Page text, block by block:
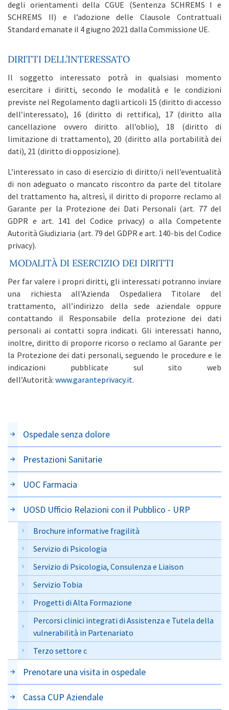
degli orientamenti della CGUE (Sentenza SCHREMS I e
SCHREMS II) e l’adozione delle Clausole Contrattuali
Standard emanate il 4 giugno 2021 dalla Commissione UE.
DIRITTI DELL’INTERESSATO
Il soggetto interessato potrà in qualsiasi momento
esercitare i diritti, secondo le modalità e le condizioni
previste nel Regolamento dagli articoli 15 (diritto di accesso
dell’interessato), 16 (diritto di rettifica), 17 (diritto alla
cancellazione ovvero diritto all’oblio), 18 (diritto di
limitazione di trattamento), 20 (diritto alla portabilità dei
dati), 21 (diritto di opposizione).
L’interessato in caso di esercizio di diritto/i nell’eventualità
di non adeguato o mancato riscontro da parte del titolare
del trattamento ha, altresì, il diritto di proporre reclamo al
Garante per la Protezione dei Dati Personali (art. 77 del
GDPR e art. 141 del Codice privacy) o alla Competente
Autorità Giudiziaria (art. 79 del GDPR e art. 140-bis del Codice
privacy).
MODALITÀ DI ESERCIZIO DEI DIRITTI
Per far valere i propri diritti, gli interessati potranno inviare
una richiesta all’Azienda Ospedaliera Titolare del
trattamento, all’indirizzo della sede aziendale oppure
contattando il Responsabile della protezione dei dati
personali ai contatti sopra indicati. Gli interessati hanno,
inoltre, diritto di proporre ricorso o reclamo al Garante per
la Protezione dei dati personali, seguendo le procedure e le
indicazioni pubblicate sul sito web
dell’Autorità: www.garanteprivacy.it.
Ospedale senza dolore
Prestazioni Sanitarie
UOC Farmacia
UOSD Ufficio Relazioni con il Pubblico - URP
Brochure informative fragilità
Servizio di Psicologia
Servizio di Psicologia, Consulenza e Liaison
Servizio Tobia
Progetti di Alta Formazione
Percorsi clinici integrati di Assistenza e Tutela della
vulnerabilità in Partenariato
Terzo settore c
Prenotare una visita in ospedale
Cassa CUP Aziendale